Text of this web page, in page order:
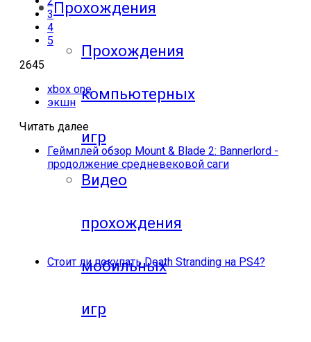
Прохождения
Прохождения
компьютерных
игр
Видео
прохождения
мобильных
игр
3
4
5
2645
xbox one
экшн
Читать далее
Геймплей обзор Mount & Blade 2: Bannerlord -
продолжение средневековой саги
Стоит ли покупать Death Stranding на PS4?